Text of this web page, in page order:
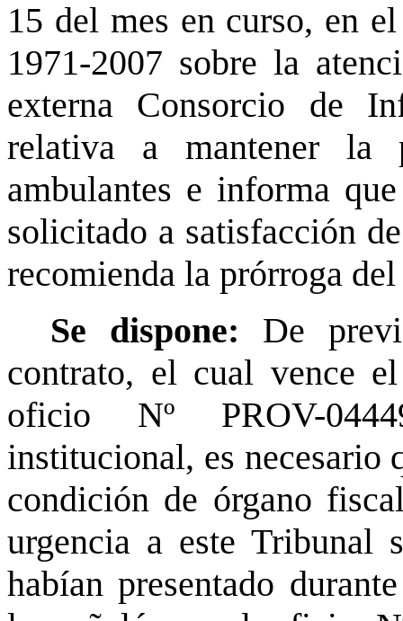
15 del mes en curso, en
1971-2007 sobre la
externa Consorcio de
relativa a mantener la
ambulantes e informa
solicitado a satisfacción
recomienda la prórroga
Se dispone: De
contrato, el cual vence
oficio Nº PROV-
institucional, es necesario
condición de órgano
urgencia a este Tribunal
habían presentado